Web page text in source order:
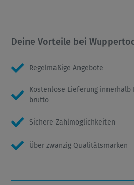
Deine Vorteile bei
Regelmäßige Angebote
Kostenlose Lieferung innerhalb
brutto
Sichere Zahlmöglichkeiten
Über zwanzig Qualitätsmarken